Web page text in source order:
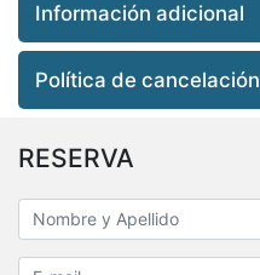
Información adicional
Política de cancelación
RESERVA